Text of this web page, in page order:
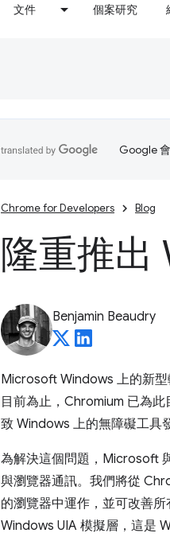
文件 個案研究
Google
Chrome for Developers Blog
隆重推出
Benjamin Beaudry
Microsoft Windows 上的新型
目前為止，Chromium 已為
致 Windows 上的無障礙工具
為解決這個問題，Microsoft
與瀏覽器通訊。我們將從
的瀏覽器中運作，並可改善
Windows UIA 模擬層，這是